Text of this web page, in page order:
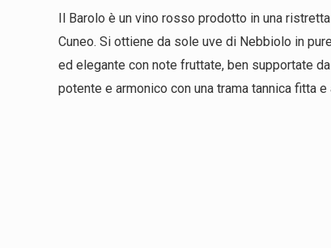
Il Barolo è un vino rosso prodotto in una
Cuneo. Si ottiene da sole uve di Nebbiolo in
ed elegante con note fruttate, ben supportate
potente e armonico con una trama tannica fitta e